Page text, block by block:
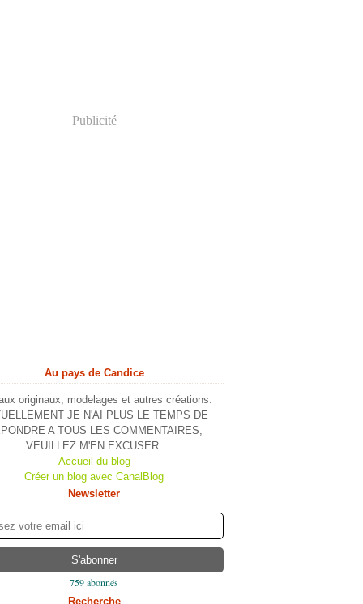
Publicité
Au pays de Candice
originaux, modelages et autres créations.
JE N'AI PLUS LE TEMPS DE
A TOUS LES COMMENTAIRES,
VEUILLEZ M'EN EXCUSER.
Accueil du blog
Créer un blog avec CanalBlog
Newsletter
759 abonnés
Recherche